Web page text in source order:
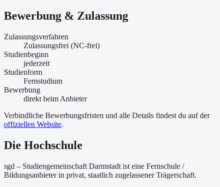
Bewerbung & Zulassung
Zulassungsverfahren
Zulassungsfrei (NC-frei)
Studienbeginn
jederzeit
Studienform
Fernstudium
Bewerbung
direkt beim Anbieter
Verbindliche Bewerbungsfristen und alle Details findest du auf der
offiziellen Website.
Die Hochschule
sgd – Studiengemeinschaft Darmstadt ist eine Fernschule /
Bildungsanbieterin privat, staatlich zugelassener Trägerschaft.